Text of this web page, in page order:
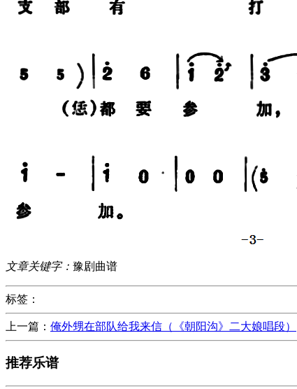
文章关键字： 豫剧曲谱
标签：
上一篇： 俺外甥在部队给我来信（《朝阳沟》二大娘唱段）
推荐乐谱